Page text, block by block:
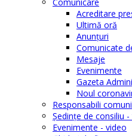
Acreditare
Ultimă oră
Anunţuri
Comunicate
Mesaje
Evenimente
Gazeta
Noul
Responsabili
Şedinţe de consiliu -
Evenimente - video